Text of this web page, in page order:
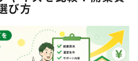
び方